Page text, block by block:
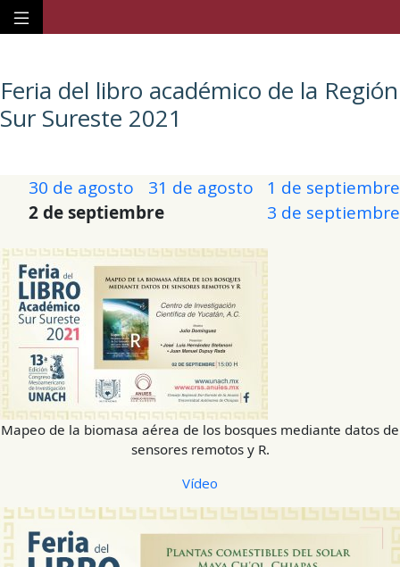
Feria del libro académico de la Región
Sur Sureste 2021
30 de agosto 31 de agosto
1 de septiembre
2 de septiembre
3 de septiembre
Mapeo de la biomasa aérea de los bosques mediante datos de
sensores remotos y R.
Vídeo